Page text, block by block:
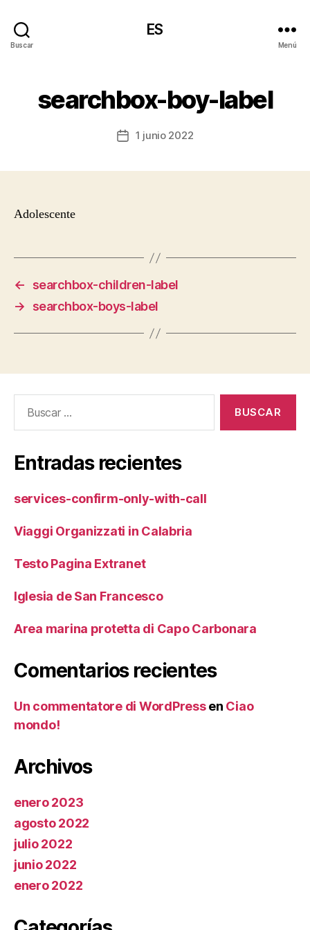
Buscar
ES
Menú
searchbox-boy-label
Fecha1 junio 2022
Adolescente
←
searchbox-children-label
→
searchbox-boys-label
Entradas recientes
services-confirm-only-with-call
Viaggi Organizzati in Calabria
Testo Pagina Extranet
Iglesia de San Francesco
Area marina protetta di Capo Carbonara
Comentarios recientes
Un commentatore di WordPressen Ciao
mondo!
Archivos
enero 2023
agosto 2022
julio 2022
junio 2022
enero 2022